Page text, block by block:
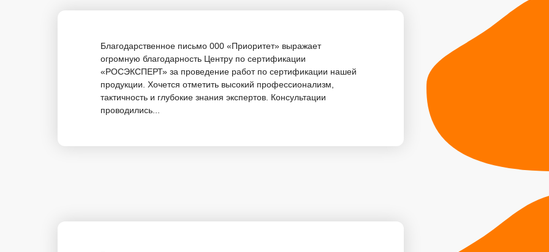
Благодарственное письмо 000 «Приоритет» выражает
огромную благодарность Центру по сертификации
«РОСЭКСПЕРТ» за проведение работ по сертификации нашей
продукции. Хочется отметить высокий профессионализм,
тактичность и глубокие знания экспертов. Консультации
проводились...